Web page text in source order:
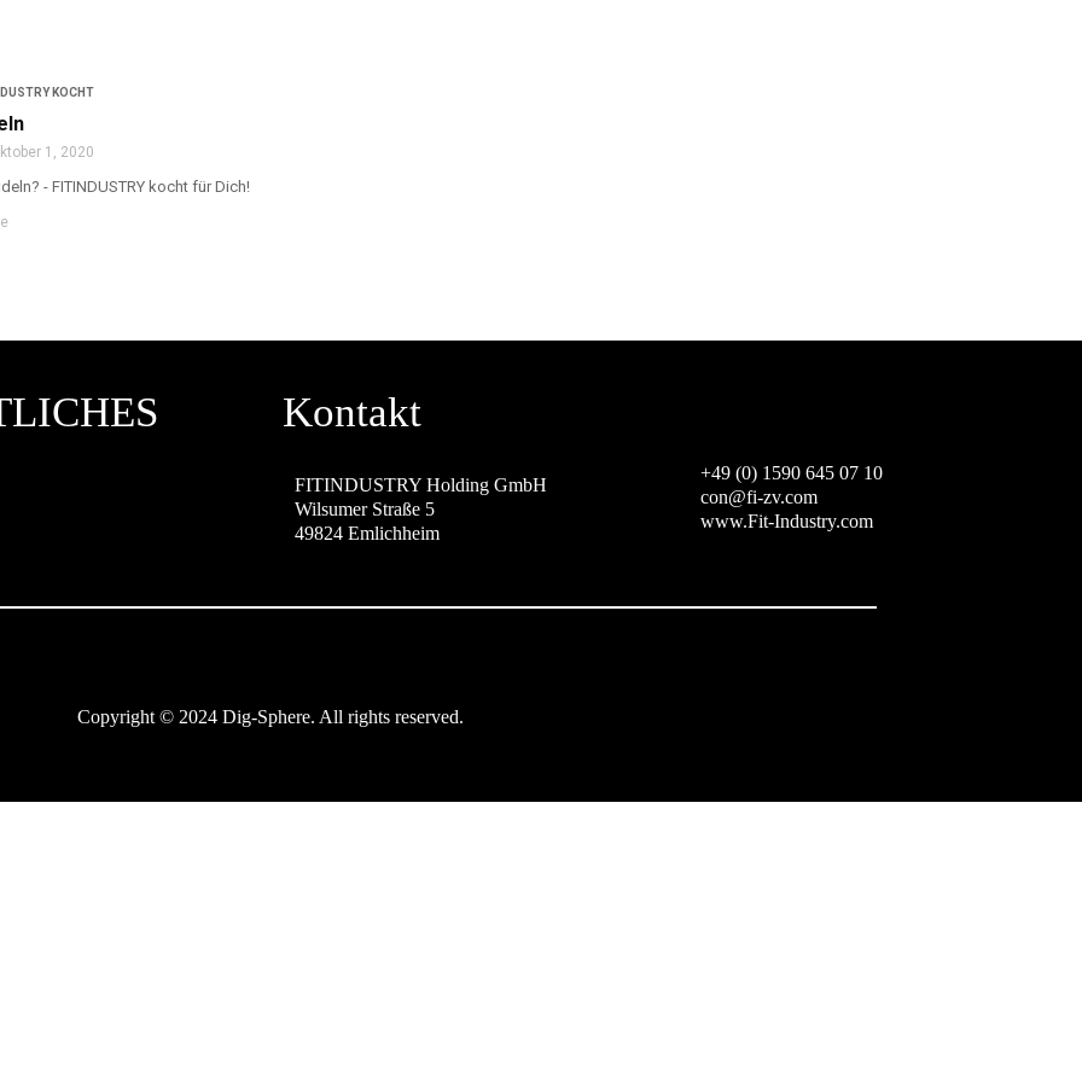
KOCHT
1, 2020
- FITINDUSTRY kocht für Dich!
Kontakt
FITINDUSTRY Holding GmbH
Wilsumer Straße 5
49824 Emlichheim
+49 (0) 1590 645 07 10
con@fi-zv.com
www.Fit-Industry.com
Copyright © 2024 Dig-Sphere. All rights reserved.